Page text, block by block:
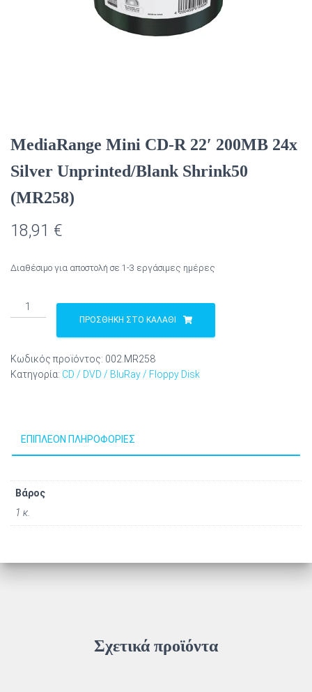
MediaRange Mini CD-R 22′ 200MB 24x
Silver Unprinted/Blank Shrink50
(MR258)
18,91 €
Διαθέσιμο για αποστολή σε 1-3 εργάσιμες ημέρες
MediaRange
Mini
22'
200MB
Shrink50
(MR258)
ΠΡΟΣΘΉΚΗ ΣΤΟ ΚΑΛΆΘΙ
Κωδικός προϊόντος: 002.MR258
Κατηγορία: CD / DVD / BluRay / Floppy Disk
ΕΠΙΠΛΈΟΝ ΠΛΗΡΟΦΟΡΊΕΣ
Βάρος
1 κ.
Σχετικά προϊόντα